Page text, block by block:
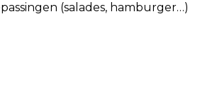
(salades, hamburger…)